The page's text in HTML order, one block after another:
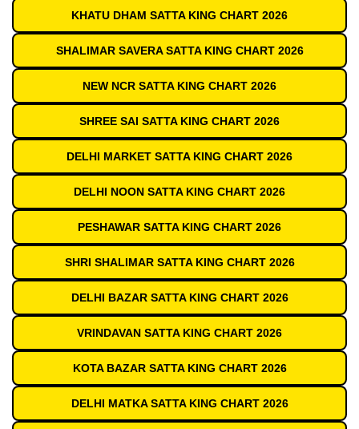
KHATU DHAM SATTA KING CHART 2026
SHALIMAR SAVERA SATTA KING CHART 2026
NEW NCR SATTA KING CHART 2026
SHREE SAI SATTA KING CHART 2026
DELHI MARKET SATTA KING CHART 2026
DELHI NOON SATTA KING CHART 2026
PESHAWAR SATTA KING CHART 2026
SHRI SHALIMAR SATTA KING CHART 2026
DELHI BAZAR SATTA KING CHART 2026
VRINDAVAN SATTA KING CHART 2026
KOTA BAZAR SATTA KING CHART 2026
DELHI MATKA SATTA KING CHART 2026